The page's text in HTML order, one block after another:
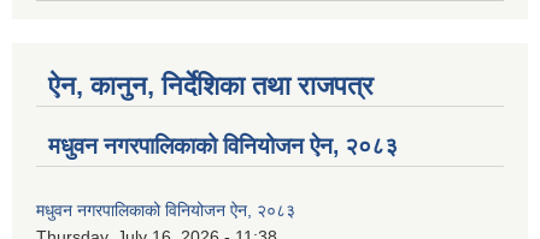
ऐन, कानुन, निर्देशिका तथा राजपत्र
मधुवन नगरपालिकाको विनियोजन ऐन, २०८३
मधुवन नगरपालिकाको विनियोजन ऐन, २०८३